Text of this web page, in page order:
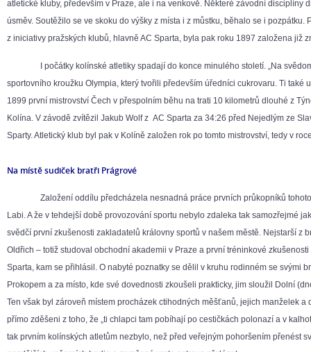
atletické kluby, především v Praze, ale i na venkově. Některé závodní disciplíny
úsměv. Soutěžilo se ve skoku do výšky z místa i z můstku, běhalo se i pozpátku.
z iniciativy pražských klubů, hlavně AC Sparta, byla pak roku 1897 založena již
I počátky kolínské atletiky spadají do konce minulého století. „Na
sportovního kroužku Olympia, který tvořili především úředníci cukrovaru. Ti také
1899 první mistrovství Čech v přespolním běhu na trati 10 kilometrů dlouhé z
Kolína. V závodě zvítězil Jakub Wolf z AC Sparta za 34:26 před Nejedlým ze
Sparty. Atletický klub byl pak v Kolíně založen rok po tomto mistrovství, tedy v
Na místě sudiček bratři Prágrové
Založení oddílu předcházela nesnadná práce prvních průkopníků tohoto
Labi. A že v tehdejší době provozování sportu nebylo zdaleka tak samozřejmé
svědčí první zkušenosti zakladatelů královny sportů v našem městě. Nejstarší z
Oldřich – totiž studoval obchodní akademii v Praze a první tréninkové
Sparta, kam se přihlásil. O nabyté poznatky se dělil v kruhu rodinném se svými
Prokopem a za místo, kde své dovednosti zkoušeli prakticky, jim sloužil Dolní
Ten však byl zároveň místem procházek ctihodných měšťanů, jejich manželek a
přímo zděšeni z toho, že „ti chlapci tam pobíhají po cestičkách polonazí a v
tak prvním kolínských atletům nezbylo, než před veřejným pohoršením přenést